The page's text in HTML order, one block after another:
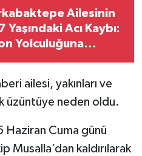
Ailesinin
Yaşındaki Acı Kaybı:
Yolculuğuna
ailesi, yakınları ve
üzüntüye neden oldu.
Haziran Cuma günü
Musalla’dan kaldırılarak